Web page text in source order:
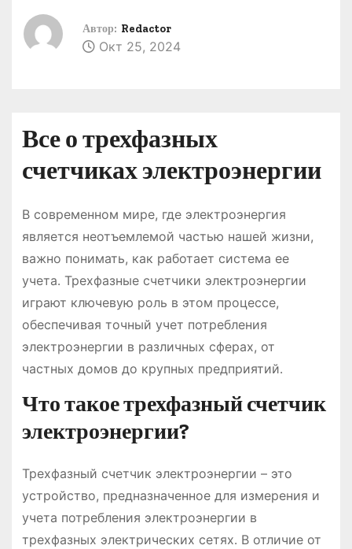
Автор: Redactor
Окт 25, 2024
Все о трехфазных
счетчиках электроэнергии
В современном мире, где электроэнергия
является неотъемлемой частью нашей жизни,
важно понимать, как работает система ее
учета․ Трехфазные счетчики электроэнергии
играют ключевую роль в этом процессе,
обеспечивая точный учет потребления
электроэнергии в различных сферах, от
частных домов до крупных предприятий․
Что такое трехфазный счетчик
электроэнергии?
Трехфазный счетчик электроэнергии – это
устройство, предназначенное для измерения и
учета потребления электроэнергии в
трехфазных электрических сетях․ В отличие от